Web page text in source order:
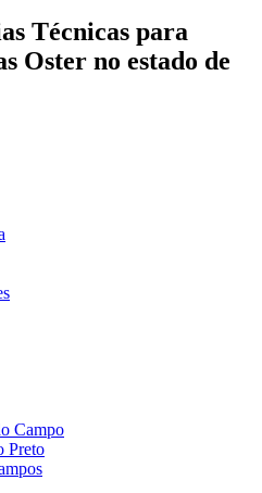
Técnicas para
Oster no estado de
Campo
Preto